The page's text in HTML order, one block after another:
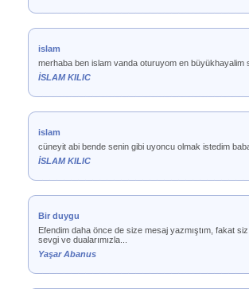
islam
merhaba ben islam vanda oturuyom en
İSLAM KILIC
islam
cüneyit abi bende senin gibi uyoncu olmak istedim
İSLAM KILIC
Bir duygu
Efendim daha önce de size mesaj yazmıştım, fakat
sevgi ve dualarımızla...
Yaşar Abanus